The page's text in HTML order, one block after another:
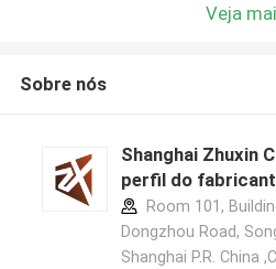
Veja
Sobre nós
Shanghai Zhuxin Co., Ltd.
perfil do
Room 101,
Dongzhou Road,
Shanghai P.R. China